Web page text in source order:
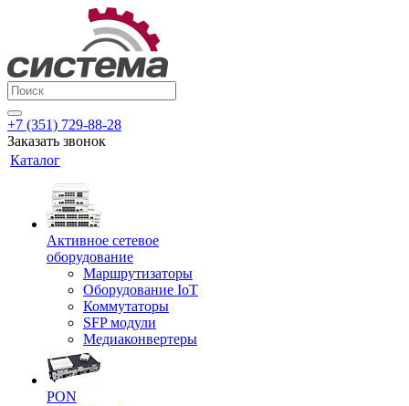
+7 (351) 729-88-28
Заказать звонок
Каталог
Активное сетевое
оборудование
Маршрутизаторы
Оборудование IoT
Коммутаторы
SFP модули
Медиаконвертеры
PON